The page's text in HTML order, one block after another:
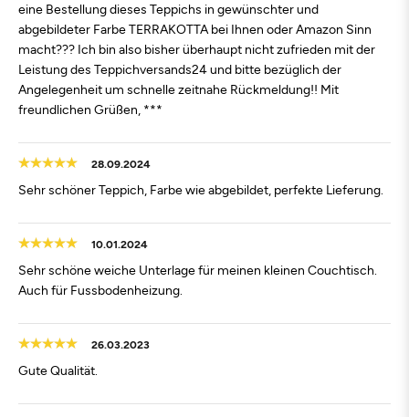
eine Bestellung dieses Teppichs in gewünschter und
abgebildeter Farbe TERRAKOTTA bei Ihnen oder Amazon Sinn
macht??? Ich bin also bisher überhaupt nicht zufrieden mit der
Leistung des Teppichversands24 und bitte bezüglich der
Angelegenheit um schnelle zeitnahe Rückmeldung!! Mit
freundlichen Grüßen, ***
28.09.2024
Sehr schöner Teppich, Farbe wie abgebildet, perfekte Lieferung.
10.01.2024
Sehr schöne weiche Unterlage für meinen kleinen Couchtisch.
Auch für Fussbodenheizung.
26.03.2023
Gute Qualität.